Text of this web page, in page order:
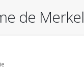
de Merkel